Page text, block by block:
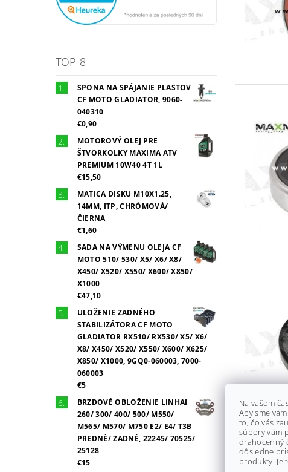
TOP 8
SPONA NA SPÁJANIE PLASTOV
CF MOTO GLADIATOR, 9060-
040310
€0,90
MOTOROVÝ OLEJ PRE
ŠTVORKOLKY MAXIMA ATV
PREMIUM 10W40 4T 1L
€15,50
MATICA DISKU M10X1.25,
14MM, ITP, CHRÓMOVÁ/
ČIERNA
€1,60
SADA NA VÝMENU OLEJA CF
MOTO 510/ 530/ X5/ X6/ X8/
X450/ X520/ X550/ X600/ X850/
X1000
€47,10
ULOŽENIE ZADNÉHO
STABILIZÁTORA CF MOTO
GLADIATOR RX510/ RX530/ X5/ X6/
X8/ X450/ X520/ X550/ X600/ X625/
X850/ X1000, 9GQ0-060003, 7000-
060003
€5
BRZDOVÉ OBLOŽENIE LINHAI
260/ 300/ 400/ 500/ M550/
M565/ M570/ M750 E2/ E4/ T3B
PREDNÉ/ ZADNÉ, 22245/ 70525/
25128
€15
Na vašom
Aby sme
to, čo vás
súbory vám
drahocenný
dôsledne
produkty. Je